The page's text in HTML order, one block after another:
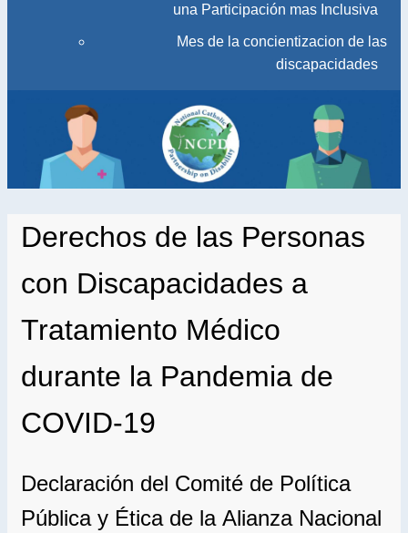
una Participación mas Inclusiva
Mes de la concientizacion de las
discapacidades
Derechos de las Personas
con Discapacidades a
Tratamiento Médico
durante la Pandemia de
COVID-19
Declaración del Comité de Política
Pública y Ética de la Alianza Nacional